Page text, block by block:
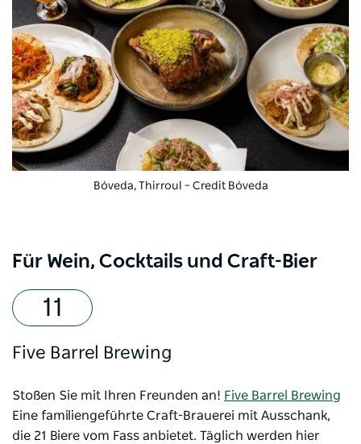
Bóveda, Thirroul – Credit Bóveda
Für Wein, Cocktails und Craft-Bier
Five Barrel Brewing
Stoßen Sie mit Ihren Freunden an! Five Barrel Brewing
Eine familiengeführte Craft-Brauerei mit Ausschank,
die 21 Biere vom Fass anbietet. Täglich werden hier